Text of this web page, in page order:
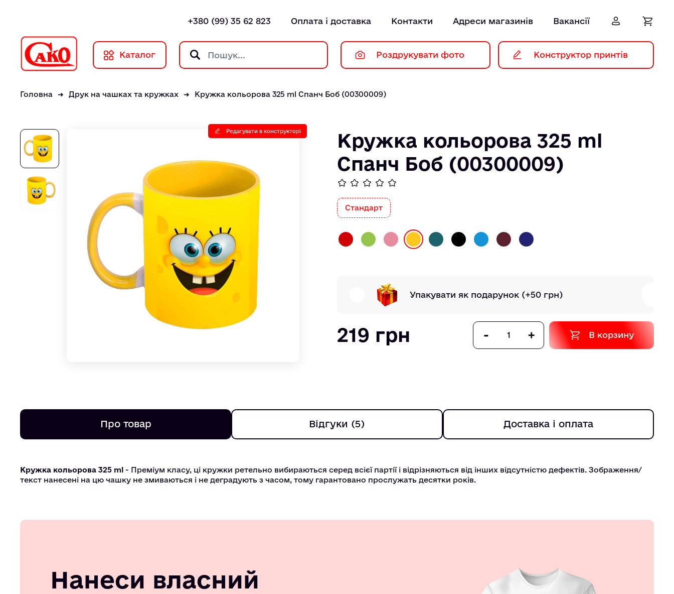
+380 (99) 35 62 823 Оплата і доставка Контакти Адреси магазинів Вакансії
Каталог Роздрукувати фото Конструктор принтів
Головна Друк на чашках та кружках Кружка кольорова 325 ml Спанч Боб (00300009)
Редагувати в конструкторі
Кружка кольорова 325 ml
Спанч Боб (00300009)
Стандарт
Упакувати як подарунок (+50 грн)
219 грн - + В корзину
Про товар Відгуки (5) Доставка і оплата
Кружка кольорова 325 ml - Преміум класу, ці кружки ретельно вибираються серед всієї партії і відрізняються від інших відсутністю дефектів. Зображення/
текст нанесені на цю чашку не змиваються і не деградують з часом, тому гарантовано прослужать десятки років.
Нанеси власний